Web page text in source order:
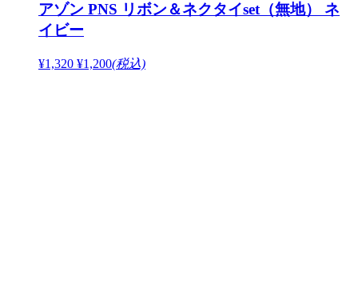
アゾン PNS リボン＆ネクタイset（無地） ネ
イビー
¥1,320 ¥1,200(税込)